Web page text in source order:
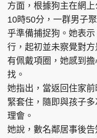
方面，根據狗主在網
10時50分，一群男子
乎準備捕捉狗。她表
行，起初並未察覺對
有佩戴項圈，她感到
找。
她指出，當返回住家
緊套住，隨即與孩子
理會。
她說，數名鄰居事後